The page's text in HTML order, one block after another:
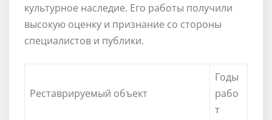
культурное наследие. Его работы получили
высокую оценку и признание со стороны
специалистов и публики.
Реставрируемый объект
Годы
рабо
т